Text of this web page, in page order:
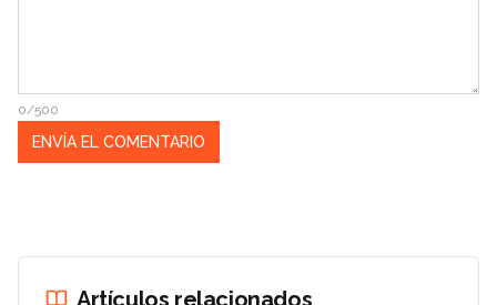
0/500
Artículos relacionados